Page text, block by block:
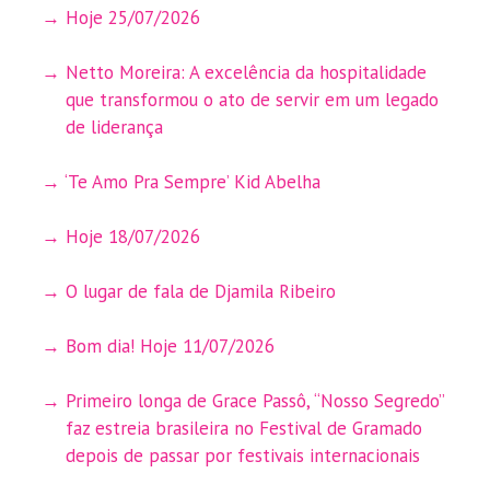
Hoje 25/07/2026
Netto Moreira: A excelência da hospitalidade
que transformou o ato de servir em um legado
de liderança
‘Te Amo Pra Sempre’ Kid Abelha
Hoje 18/07/2026
O lugar de fala de Djamila Ribeiro
Bom dia! Hoje 11/07/2026
Primeiro longa de Grace Passô, “Nosso Segredo”
faz estreia brasileira no Festival de Gramado
depois de passar por festivais internacionais